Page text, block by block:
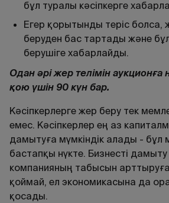
бұл туралы кәсіпкерге
Егер қорытынды теріс болса,
беруден бас тартады және
берушіге хабарлайды.
Одан әрі жер телімін
қою үшін 90 күн бар.
Кәсіпкерлерге жер беру тек
емес. Кәсіпкерлер ең аз
дамытуға мүмкіндік алады - бұл
бастапқы нүкте. Бизнесті
компанияның табысын
қоймай, ел экономикасына да
қосады.